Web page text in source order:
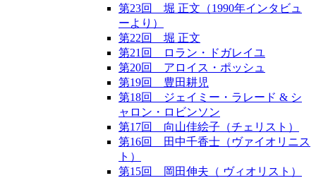
第23回 堀 正文（1990年インタビュ
ーより）
第22回 堀 正文
第21回 ロラン・ドガレイユ
第20回 アロイス・ポッシュ
第19回 豊田耕児
第18回 ジェイミー・ラレード & シ
ャロン・ロビンソン
第17回 向山佳絵子（チェリスト）
第16回 田中千香士（ヴァイオリニス
ト）
第15回 岡田伸夫（ ヴィオリスト）